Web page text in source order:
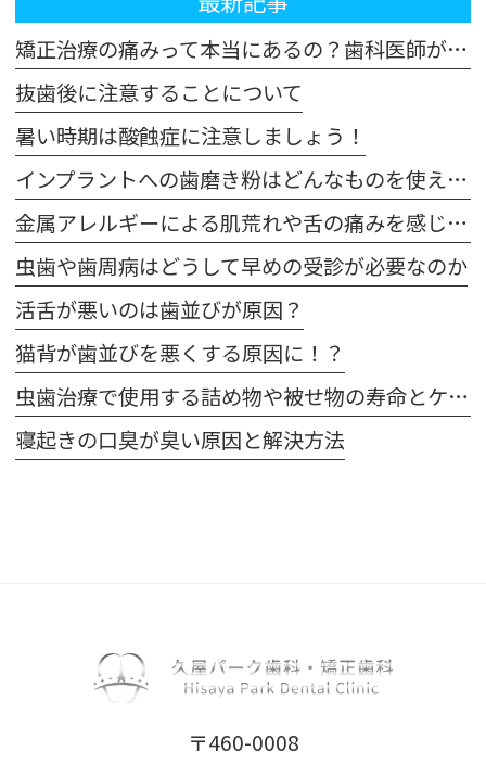
矯正治療の痛みって本当にあるの？歯科医師が解説！体験談も交えてご紹介します
抜歯後に注意することについて
暑い時期は酸蝕症に注意しましょう！
インプラントへの歯磨き粉はどんなものを使えばいいの？
金属アレルギーによる肌荒れや舌の痛みを感じた場合は注意が必要です
虫歯や歯周病はどうして早めの受診が必要なのか
活舌が悪いのは歯並びが原因？
猫背が歯並びを悪くする原因に！？
虫歯治療で使用する詰め物や被せ物の寿命とケア方法
寝起きの口臭が臭い原因と解決方法
〒460-0008